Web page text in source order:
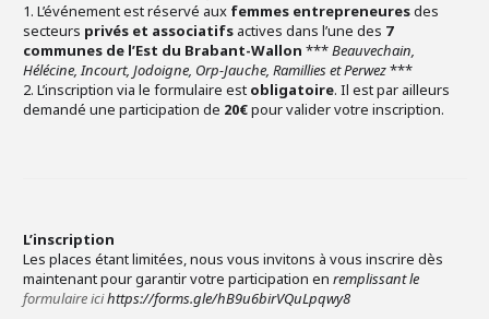
1. L’événement est réservé aux femmes entrepreneuresdes
secteurs privés et associatifs actives dans l’une des 7
communes de l’Est du Brabant-Wallon ***Beauvechain,
Hélécine, Incourt, Jodoigne, Orp-Jauche, Ramillies et Perwez***
2. L’inscription via le formulaire est obligatoire. Il est par ailleurs
demandé une participation de 20€pour valider votre inscription.
L’inscription
Les places étant limitées, nous vous invitons à vous inscrire dès
maintenant pour garantir votre participation en remplissant le
formulaire icihttps://forms.gle/hB9u6birVQuLpqwy8